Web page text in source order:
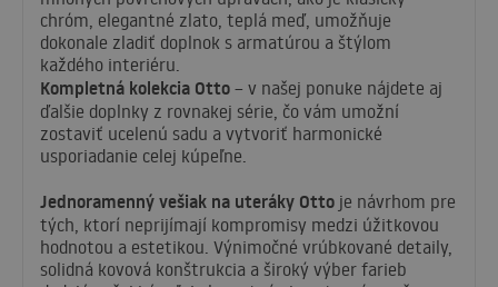
chróm, elegantné zlato, teplá meď, umožňuje
dokonale zladiť doplnok s armatúrou a štýlom
každého interiéru.
Kompletná kolekcia Otto – v našej ponuke nájdete aj
ďalšie doplnky z rovnakej série, čo vám umožní
zostaviť ucelenú sadu a vytvoriť harmonické
usporiadanie celej kúpeľne.
Jednoramenný vešiak na uteráky Otto je návrhom pre
tých, ktorí neprijímají kompromisy medzi úžitkovou
hodnotou a estetikou. Výnimočné vrúbkované detaily,
solidná kovová konštrukcia a široký výber farieb